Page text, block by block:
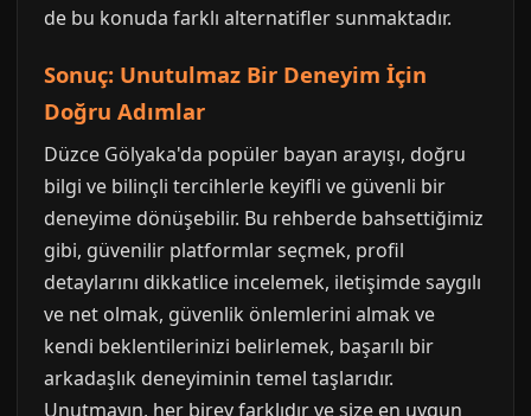
de bu konuda farklı alternatifler sunmaktadır.
Sonuç: Unutulmaz Bir Deneyim İçin
Doğru Adımlar
Düzce Gölyaka'da popüler bayan arayışı, doğru
bilgi ve bilinçli tercihlerle keyifli ve güvenli bir
deneyime dönüşebilir. Bu rehberde bahsettiğimiz
gibi, güvenilir platformlar seçmek, profil
detaylarını dikkatlice incelemek, iletişimde saygılı
ve net olmak, güvenlik önlemlerini almak ve
kendi beklentilerinizi belirlemek, başarılı bir
arkadaşlık deneyiminin temel taşlarıdır.
Unutmayın, her birey farklıdır ve size en uygun